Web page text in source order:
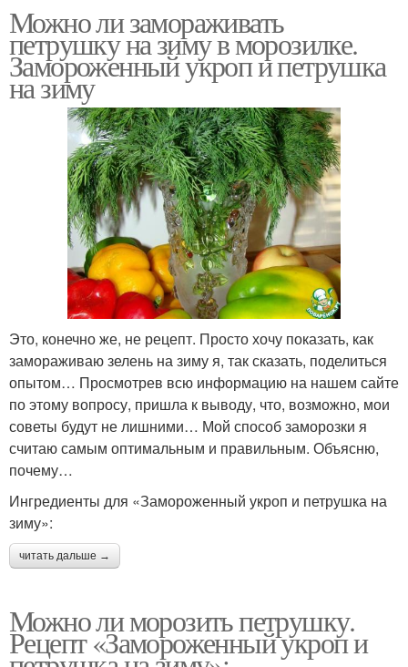
Можно ли замораживать
петрушку на зиму в морозилке.
Замороженный укроп и петрушка
на зиму
Это, конечно же, не рецепт. Просто хочу показать, как
замораживаю зелень на зиму я, так сказать, поделиться
опытом… Просмотрев всю информацию на нашем сайте
по этому вопросу, пришла к выводу, что, возможно, мои
советы будут не лишними… Мой способ заморозки я
считаю самым оптимальным и правильным. Объясню,
почему…
Ингредиенты для «Замороженный укроп и петрушка на
зиму»:
читать дальше →
Можно ли морозить петрушку.
Рецепт «Замороженный укроп и